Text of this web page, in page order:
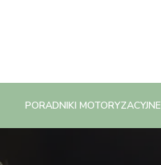
PORADNIKI MOTORYZACYJNE